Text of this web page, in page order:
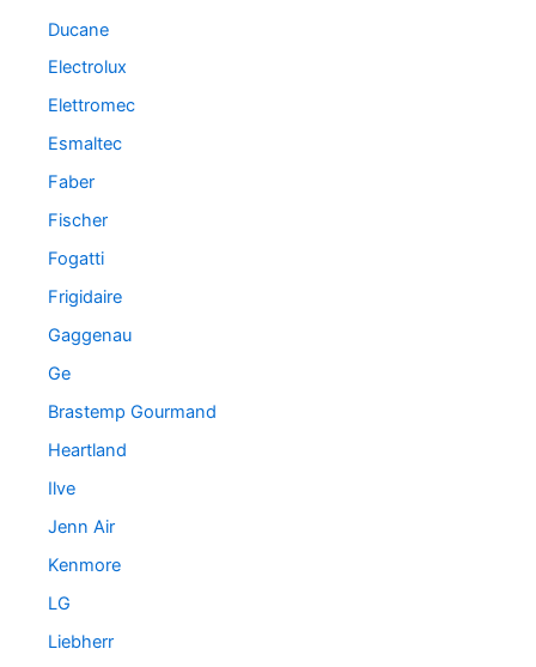
Ducane
Electrolux
Elettromec
Esmaltec
Faber
Fischer
Fogatti
Frigidaire
Gaggenau
Ge
Brastemp Gourmand
Heartland
Ilve
Jenn Air
Kenmore
LG
Liebherr